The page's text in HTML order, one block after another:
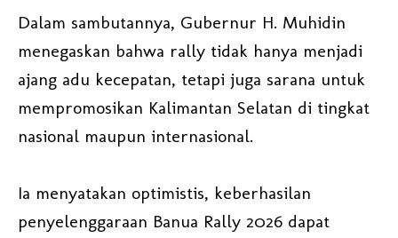
Dalam sambutannya, Gubernur H. Muhidin
menegaskan bahwa rally tidak hanya menjadi
ajang adu kecepatan, tetapi juga sarana untuk
mempromosikan Kalimantan Selatan di tingkat
nasional maupun internasional.
Ia menyatakan optimistis, keberhasilan
penyelenggaraan Banua Rally 2026 dapat